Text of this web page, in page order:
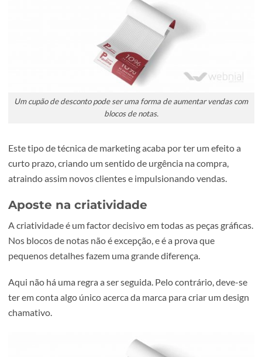
Divulge um cupão de desconto
Um bloco de notas é uma forma de publicitar uma
forma muito barata. As folhas acabam por passar de mão
mão, e é uma excelente oportunidade de convencer
potenciais compradores. Uma das formas de o fazer é
uma oferta irrecusável, por meio de um cupão de
Um cupão de desconto pode ser uma forma de aumentar vendas
blocos de notas.
curto prazo, criando um sentido de urgência na compra,